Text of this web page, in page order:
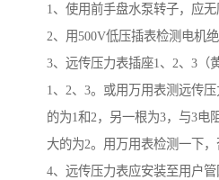
1、使用前手盘水泵转子，应无
2、用500V低压插表检测电机
3、远传压力表插座1、2、3（
1、2、3。或用万用表测远传
的为1和2，另一根为3，与3电
大的为2。用万用表检测一下，
4、远传压力表应安装至用户